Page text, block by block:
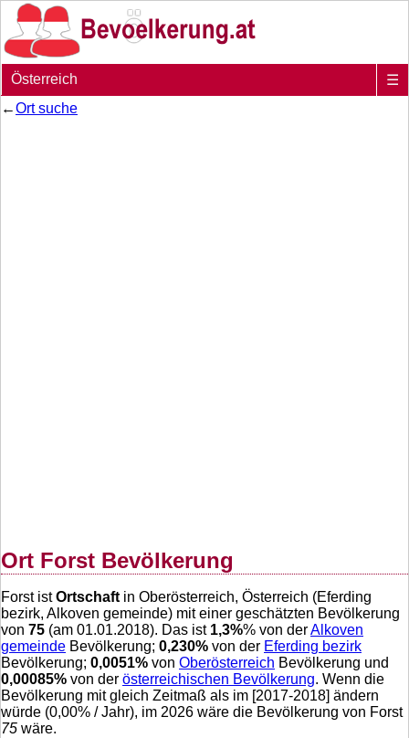
Österreich
☰
←Ort suche
Ort Forst Bevölkerung
Forst istOrtschaft in Oberösterreich, Österreich (Eferding
bezirk, Alkoven gemeinde) mit einer geschätzten Bevölkerung
von 75 (am 01.01.2018). Das ist 1,3%% von derAlkoven
gemeinde Bevölkerung; 0,230% von der Eferding bezirk
Bevölkerung; 0,0051% von Oberösterreich Bevölkerung und
0,00085% von der österreichischen Bevölkerung. Wenn die
Bevölkerung mit gleich Zeitmaß als im [2017-2018] ändern
würde (0,00% / Jahr), im 2026 wäre die Bevölkerung von Forst
75 wäre.